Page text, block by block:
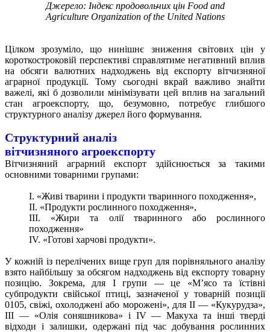
Джерело: Індекс продовольчих цін Food and
Agriculture Organization of the United Nations
Цілком зрозуміло, що нинішнє зниження світових цін у
короткостроковій перспективі справлятиме негативний вплив
на обсяги валютних надходжень від експорту вітчизняної
аграрної продукції. Тому сьогодні вкрай важливо знайти
важелі, які б дозволили мінімізувати цей вплив на загальний
стан агроекспорту, що, безумовно, потребує глибшого
структурного аналізу джерел його формування.
Структурний аналіз
вітчизняного агроекспорту
Вітчизняний аграрний експорт здійснюється за такими
основними товарними групами:
I. «Живі тварини і продукти тваринного походження»,
II. «Продукти рослинного походження»,
III. «Жири та олії тваринного або рослинного
походження»
IV. «Готові харчові продукти».
У кожній із перелічених вище груп для порівняльного аналізу
взято найбільшу за обсягом надходжень від експорту товарну
позицію. Зокрема, для I групи — це «М’ясо та їстівні
субпродукти свійської птиці, зазначеної у товарній позиції
0105, свіжі, охолоджені або морожені», для ІІ — «Кукурудза»,
ІІІ — «Олія соняшникова» і IV — Макуха та інші тверді
відходи і залишки, одержані під час добування рослинних